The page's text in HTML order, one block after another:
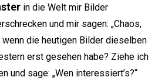
in die Welt mir Bilder
und mir sagen: „Chaos,
wenn die heutigen Bilder dieselben
erst gesehen habe? Ziehe ich
und sage: „Wen interessiert’s?“